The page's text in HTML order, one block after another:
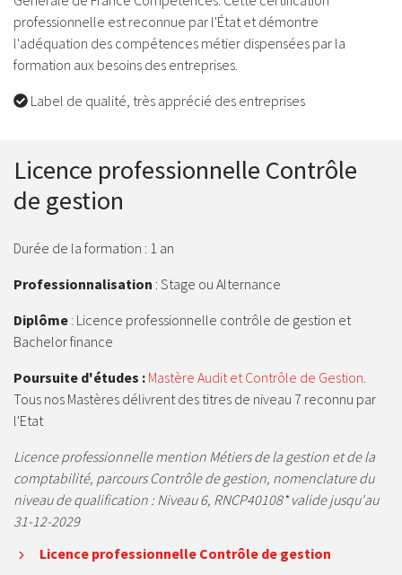
professionnelle est reconnue par l'État et démontre
l'adéquation des compétences métier dispensées par la
formation aux besoins des entreprises.
Label de qualité, très apprécié des entreprises
Licence professionnelle Contrôle
de gestion
Durée de la formation : 1 an
Professionnalisation : Stage ou Alternance
Diplôme : Licence professionnelle contrôle de gestion et
Bachelor finance
Poursuite d'études : Mastère Audit et Contrôle de Gestion
Tous nos Mastères délivrent des titres de niveau 7 reconnu par
l'Etat
Licence professionnelle mention Métiers de la gestion et de la
comptabilité, parcours Contrôle de gestion, nomenclature du
niveau de qualification : Niveau 6, RNCP40108* valide jusqu'au
31-12-2029
Licence professionnelle Contrôle de gestion